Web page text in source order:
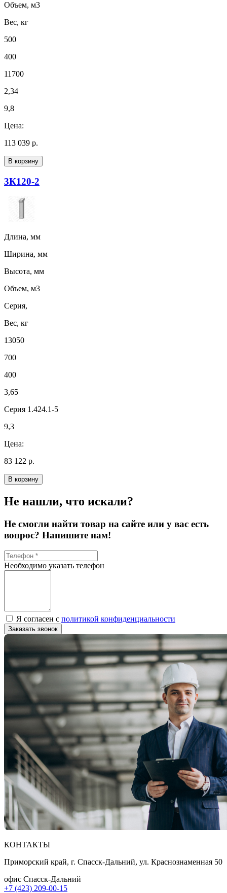
Объем, м3
Вес, кг
500
400
11700
2,34
9,8
Цена:
113 039 р.
В корзину
3К120-2
Длина, мм
Ширина, мм
Высота, мм
Объем, м3
Серия,
Вес, кг
13050
700
400
3,65
Серия 1.424.1-5
9,3
Цена:
83 122 р.
В корзину
Не нашли, что искали?
Не смогли найти товар на сайте или у вас есть
вопрос? Напишите нам!
Необходимо указать телефон
Я согласен с политикой конфиденциальности
Заказать звонок
КОНТАКТЫ
Приморский край, г. Спасск-Дальний, ул. Краснознаменная 50
офис Спасск-Дальний
+7 (423) 209-00-15